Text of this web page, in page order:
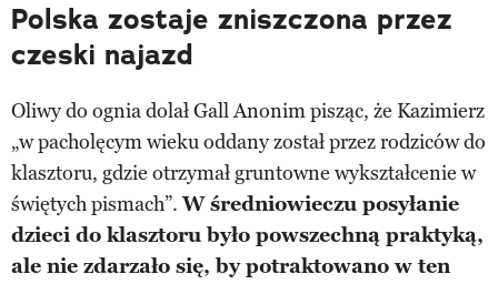
Polska zostaje zniszczona przez
czeski najazd
Oliwy do ognia dolał Gall Anonim pisząc, że Kazimierz
„w pacholęcym wieku oddany został przez rodziców do
klasztoru, gdzie otrzymał gruntowne wykształcenie w
świętych pismach”.W średniowieczu posyłanie
dzieci do klasztoru było powszechną praktyką,
ale nie zdarzało się, by potraktowano w ten